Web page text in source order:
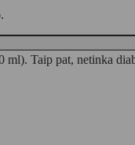
Taip pat, netinka